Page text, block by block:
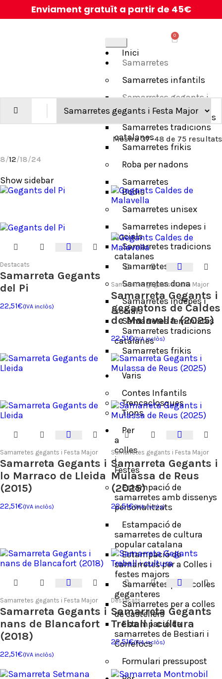
Enviament gratuït a partir de 45€
Inici
Samarretes
Samarretes infantils
Samarretes gegants i
Festa Major
Samarretes de cançons
Samarretes tradicions
catalanes
Samarretes frikis
Roba per nadons
Samarretes
Bodis
Samarretes unisex
Samarretes indepes i
socials
Samarretes tradicions
catalanes
Samarretes frikis
Samarretes dona
Samarretes indepes i
socials
Samarretes feministes
Samarretes tradicions
catalanes
Samarretes frikis
Varis
Contes Infantils
Trencaclosques
Tions
Per
a
colles
i
Festes
Estampació de
samarretes amb dissenys
personalitzats
Estampació de
samarretes de cultura
popular catalana
Estampació de
samarretes per a Colles i
festes majors
Samarretes per a colles
geganteres
Samarretes per a colles
de castellers
Estampació de
samarretes de Bestiari i
Correfocs
Formulari pressupost
0
Mostra 37–48 de 75 resultats
8 12 18 24
Show sidebar
Destacats
Samarreta Gegants
del Pi
22,51€(IVA inclòs)
Samarretes gegants i Festa Major
Samarreta Gegants i
gegantons de Caldes
de Malavella (2025)
22,51€(IVA inclòs)
Samarretes gegants i Festa Major
Samarreta Gegants i
lo Marraco de Lleida
(2015)
22,51€(IVA inclòs)
Samarretes gegants i Festa Major
Samarreta Gegants i
Mulassa de Reus
(2025)
22,51€(IVA inclòs)
Samarretes gegants i Festa Major
Samarreta Gegants i
nans de Blancafort
(2018)
22,51€(IVA inclòs)
Destacats
Samarreta Gegants
Treball i cultura
22,51€(IVA inclòs)